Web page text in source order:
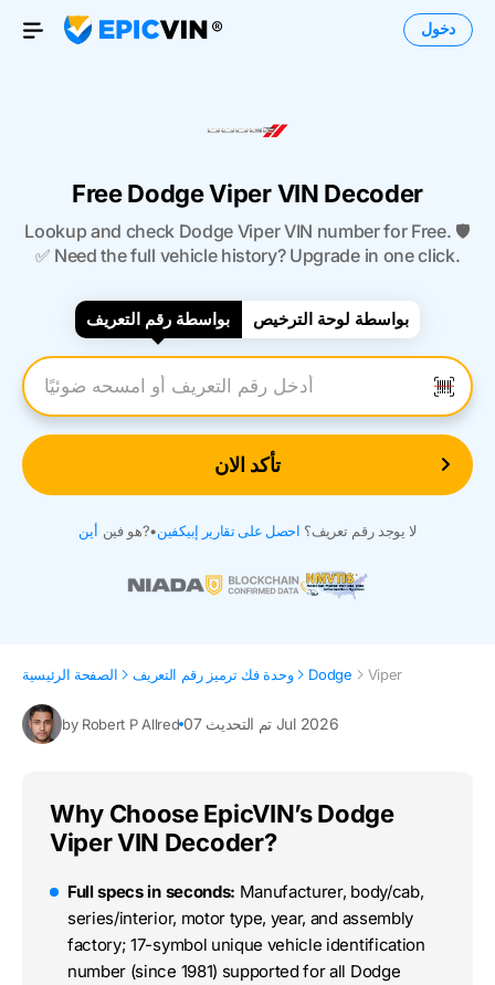
Open Menu
دخول
Free Dodge Viper VIN Decoder
Lookup and check Dodge Viper VIN number for Free. 🛡️
✅ Need the full vehicle history? Upgrade in one click.
بواسطة رقم التعريف بواسطة لوحة الترخيص
أدخل رقم التعريف
تأكد الان
أين هو فين?• لا يوجد رقم تعريف؟ احصل على تقارير إبيكفين
الصفحة الرئيسية وحدة فك ترميز رقم التعريف Dodge Viper
by Robert P Allred تم التحديث 07 Jul 2026
Why Choose EpicVIN’s Dodge
Viper VIN Decoder?
Full specs in seconds: Manufacturer, body/cab,
series/interior, motor type, year, and assembly
factory; 17-symbol unique vehicle identification
number (since 1981) supported for all Dodge